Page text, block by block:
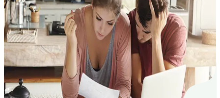
Assicurare la cauzione d'affitto - ecco come
risolvere il problema della cauzione!
Per la maggior parte degli inquilini, i depositi
cauzionali classici sono una seccatura.
L'assicurazione garanzia d'affitto offre un'alternativa